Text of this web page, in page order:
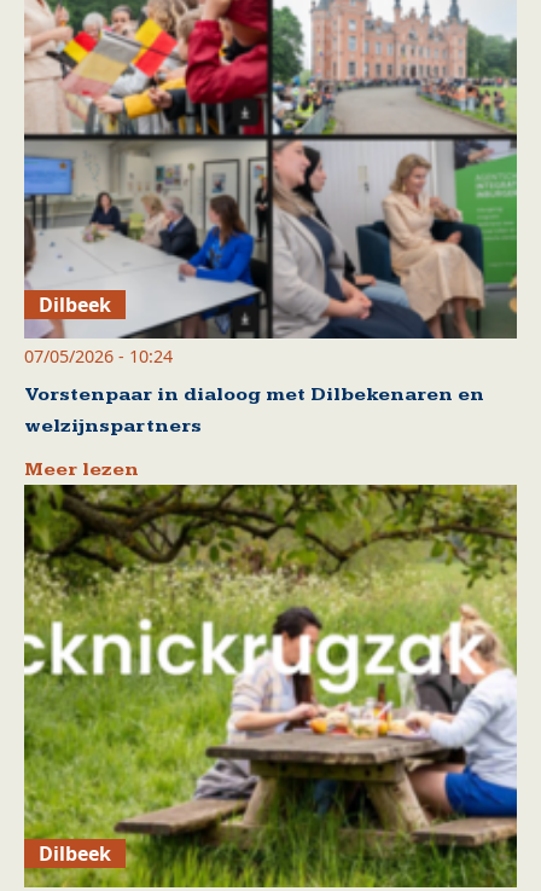
Dilbeek
07/05/2026 - 10:24
Vorstenpaar in dialoog met Dilbekenaren en
welzijnspartners
Meer lezen
Dilbeek